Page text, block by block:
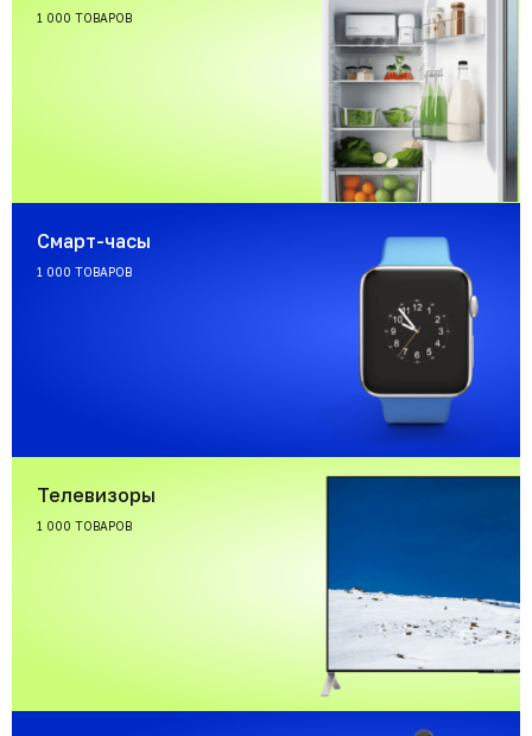
1 000 ТОВАРОВ
Смарт-часы
1 000 ТОВАРОВ
Телевизоры
1 000 ТОВАРОВ